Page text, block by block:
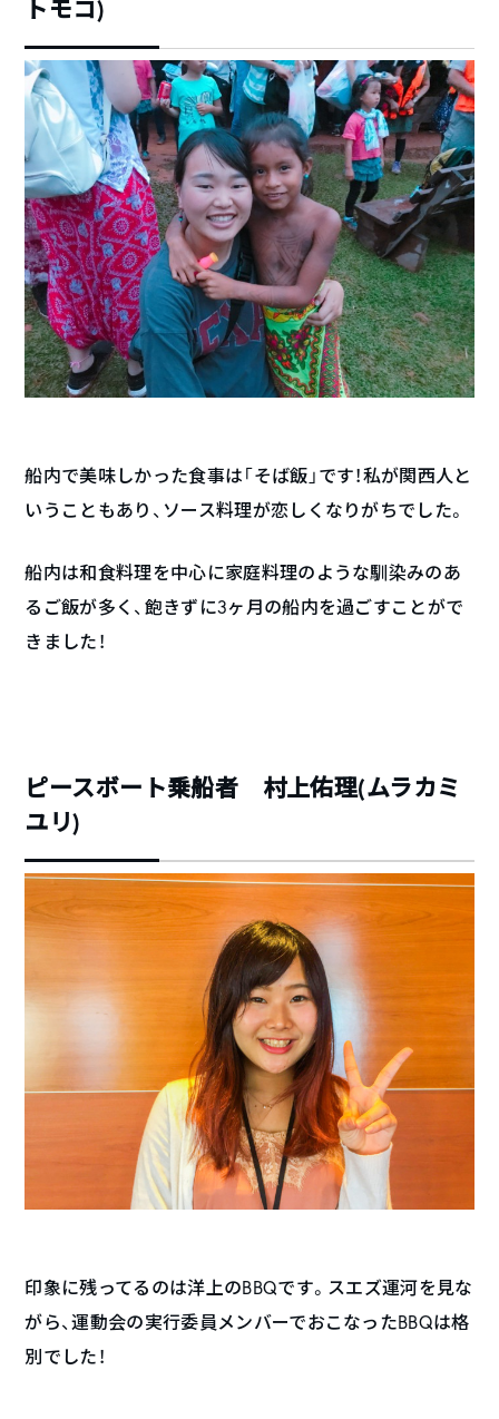
トモコ)
船内で美味しかった食事は「そば飯」です！私が関西人と
いうこともあり、ソース料理が恋しくなりがちでした。
船内は和食料理を中心に家庭料理のような馴染みのあ
るご飯が多く、飽きずに3ヶ月の船内を過ごすことがで
きました！
ピースボート乗船者 村上佑理(ムラカミ
ユリ)
印象に残ってるのは洋上のBBQです。スエズ運河を見な
がら、運動会の実行委員メンバーでおこなったBBQは格
別でした！